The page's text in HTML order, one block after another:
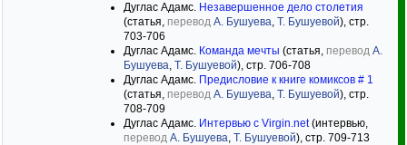
Дуглас Адамс. Незавершенное дело столетия
(статья, перевод А. Бушуева, Т. Бушуевой), стр.
703-706
Дуглас Адамс. Команда мечты (статья, перевод А.
Бушуева, Т. Бушуевой), стр. 706-708
Дуглас Адамс. Предисловие к книге комиксов # 1
(статья, перевод А. Бушуева, Т. Бушуевой), стр.
708-709
Дуглас Адамс. Интервью с Virgin.net(интервью,
перевод А. Бушуева, Т. Бушуевой), стр. 709-713